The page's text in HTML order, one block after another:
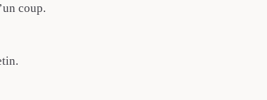
coup.